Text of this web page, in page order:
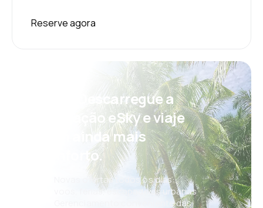
Reserve agora
Psst! Descarregue a
aplicação eSky e viaje
com ainda mais
conforto.
Novas ofertas todos os dias:
voos, férias, escapadelas urbanas
Gerenciamento conveniente das